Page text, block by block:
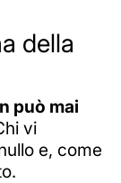
della
può mai
vi
e, come